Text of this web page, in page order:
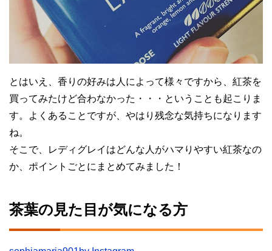
とはいえ、香りの好みは人によって様々ですから、紅茶を
買ってみたけど合わなかった・・・ということも起こりま
す。よくあることですが、やはり残念な気持ちになります
ね。
そこで、レディグレイはどんな人がハマりやすい紅茶なの
か、ポイントごとにまとめてみました！
茶葉の見た目が気になる方